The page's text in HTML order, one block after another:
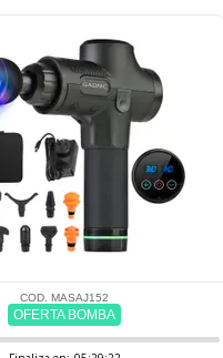
COD. MASAJ152
OFERTA BOMBA